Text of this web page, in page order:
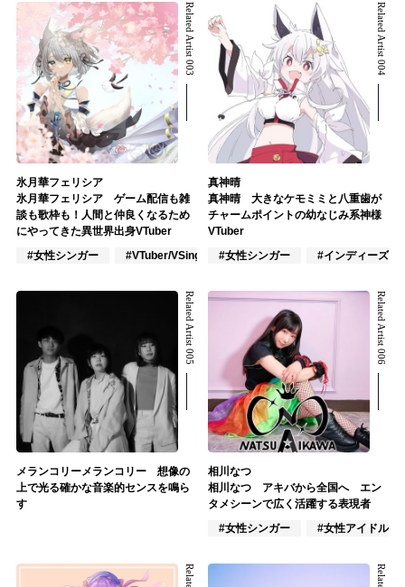
Related Artist 003
氷月華フェリシア
氷月華フェリシア ゲーム配信も雑
談も歌枠も！人間と仲良くなるため
にやってきた異世界出身VTuber
#女性シンガー
#VTuber/VSinger #VOCALOID
Related Artist 004
真神晴
真神晴 大きなケモミミと八重歯が
チャームポイントの幼なじみ系神様
VTuber
#女性シンガー
#インディーズ
Related Artist 005
メランコリーメランコリー 想像の
上で光る確かな音楽的センスを鳴ら
す
Related Artist 006
相川なつ
相川なつ アキバから全国へ エン
タメシーンで広く活躍する表現者
#女性シンガー
#女性アイドル